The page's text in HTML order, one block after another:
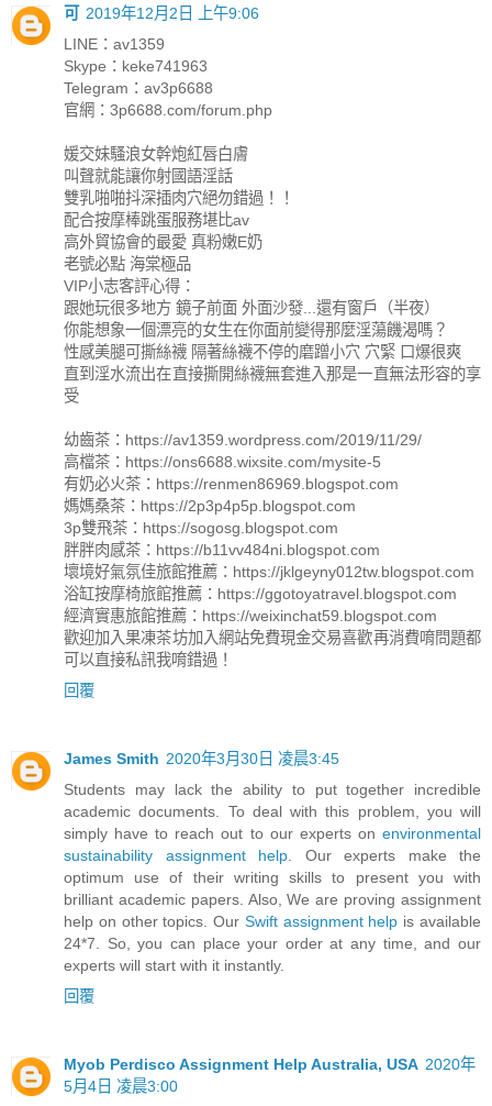
可
2019年12月2日 上午9:06
LINE：av1359
Skype：keke741963
Telegram：av3p6688
官網：3p6688.com/forum.php
媛交妹騷浪女幹炮紅唇白膚
叫聲就能讓你射國語淫話
雙乳啪啪抖深插肉穴絕勿錯過！！
配合按摩棒跳蛋服務堪比av
高外貿協會的最愛 真粉嫩E奶
老號必點 海棠極品
VIP小志客評心得：
跟她玩很多地方 鏡子前面 外面沙發...還有窗戶（半夜）
你能想象一個漂亮的女生在你面前變得那麼淫蕩饑渴嗎？
性感美腿可撕絲襪 隔著絲襪不停的磨蹭小穴 穴緊 口爆很爽
直到淫水流出在直接撕開絲襪無套進入那是一直無法形容的享
受
幼齒茶：https://av1359.wordpress.com/2019/11/29/
高檔茶：https://ons6688.wixsite.com/mysite-5
有奶必火茶：https://renmen86969.blogspot.com
媽媽桑茶：https://2p3p4p5p.blogspot.com
3p雙飛茶：https://sogosg.blogspot.com
胖胖肉感茶：https://b11vv484ni.blogspot.com
壞境好氣氛佳旅館推薦：https://jklgeyny012tw.blogspot.com
浴缸按摩椅旅館推薦：https://ggotoyatravel.blogspot.com
經濟實惠旅館推薦：https://weixinchat59.blogspot.com
歡迎加入果凍茶坊加入網站免費現金交易喜歡再消費唷問題都
可以直接私訊我唷錯過！
回覆
James Smith 2020年3月30日 凌晨3:45
Students may lack the ability to put together incredible
academic documents. To deal with this problem, you will
simply have to reach out to our experts on environmental
sustainability assignment help . Our experts make the
optimum use of their writing skills to present you with
brilliant academic papers. Also, We are proving assignment
help on other topics. Our Swift assignment help is available
24*7. So, you can place your order at any time, and our
experts will start with it instantly.
回覆
Myob Perdisco Assignment Help Australia, USA 2020年
5月4日 凌晨3:00